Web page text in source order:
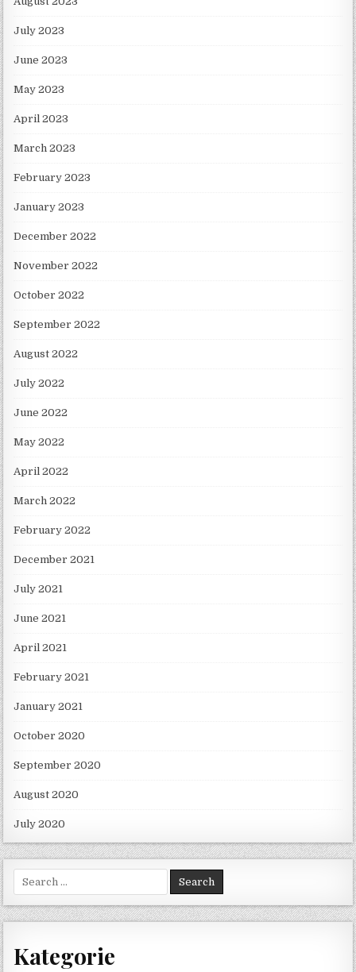
July 2023
June 2023
May 2023
April 2023
March 2023
February 2023
January 2023
December 2022
November 2022
October 2022
September 2022
August 2022
July 2022
June 2022
May 2022
April 2022
March 2022
February 2022
December 2021
July 2021
June 2021
April 2021
February 2021
January 2021
October 2020
September 2020
August 2020
July 2020
Search for:
Kategorie